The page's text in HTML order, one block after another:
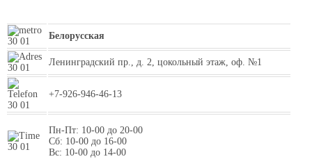
Белорусская
Ленинградский пр., д. 2, цокольный этаж, оф. №1
+7-926-946-46-13
Пн-Пт: 10-00 до 20-00
Сб: 10-00 до 16-00
Вс: 10-00 до 14-00